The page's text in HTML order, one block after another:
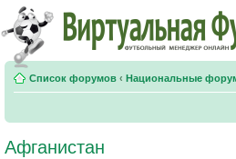
Список форумов ‹ Национальные
Афганистан